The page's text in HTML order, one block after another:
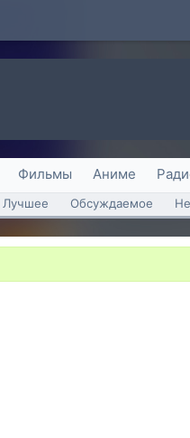
Фильмы Аниме
Лучшее Обсуждаемое